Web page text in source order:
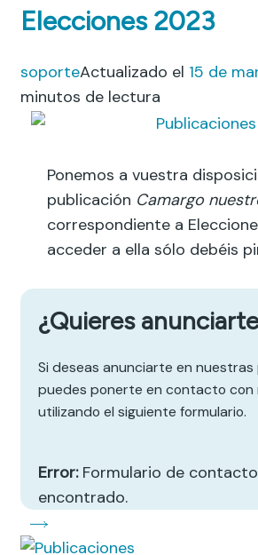
Elecciones 2023
soporteActualizado el 15 de
minutos de lectura
Ponemos a vuestra
publicación Camargo
correspondiente a
acceder a ella sólo debéis
¿Quieres
Si deseas anunciarte en
puedes ponerte en contacto con
utilizando el siguiente formulario.
Error:Formulario de
encontrado.